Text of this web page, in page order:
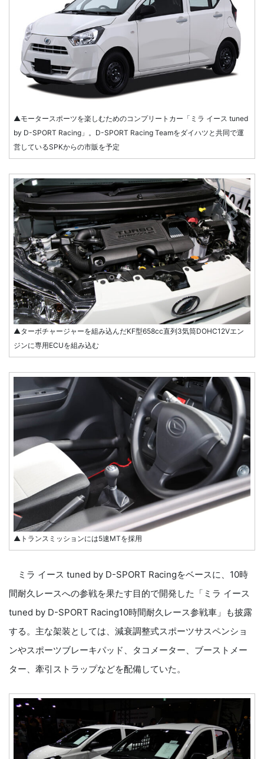
▲モータースポーツを楽しむためのコンプリートカー「ミラ イース tuned
by D-SPORT Racing」。D-SPORT Racing Teamをダイハツと共同で運
営しているSPKからの市販を予定
▲ターボチャージャーを組み込んだKF型658cc直列3気筒DOHC12Vエン
ジンに専用ECUを組み込む
▲トランスミッションには5速MTを採用
ミラ イース tuned by D-SPORT Racingをベースに、10時
間耐久レースへの参戦を果たす目的で開発した「ミラ イース
tuned by D-SPORT Racing10時間耐久レース参戦車」も披露
する。主な架装としては、減衰調整式スポーツサスペンショ
ンやスポーツブレーキパッド、タコメーター、ブーストメー
ター、牽引ストラップなどを配備していた。